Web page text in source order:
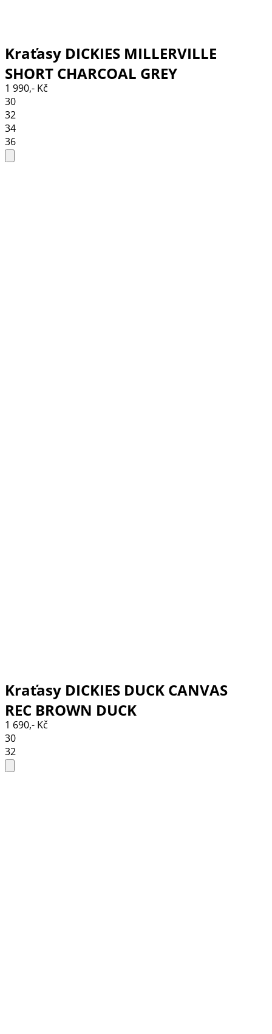
Kraťasy DICKIES MILLERVILLE
SHORT CHARCOAL GREY
1 990,- Kč
30
32
34
36
Kraťasy DICKIES DUCK CANVAS
REC BROWN DUCK
1 690,- Kč
30
32